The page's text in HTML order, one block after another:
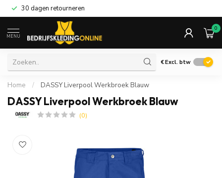
30 dagen retourneren
MENU
0
€Excl. btw
Home / DASSY Liverpool Werkbroek Blauw
DASSY Liverpool Werkbroek Blauw
(0)